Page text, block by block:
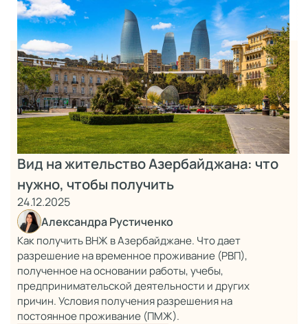
Вид на жительство Азербайджана: что
нужно, чтобы получить
24.12.2025
Александра Рустиченко
Как получить ВНЖ в Азербайджане. Что дает
разрешение на временное проживание (РВП),
полученное на основании работы, учебы,
предпринимательской деятельности и других
причин. Условия получения разрешения на
постоянное проживание (ПМЖ).